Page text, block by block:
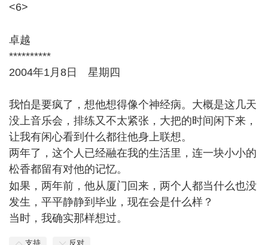
<6>
卓越
**********
2004年1月8日 星期四
我怕是要疯了，想他想得像个神经病。大概是这几天
没上音乐会，排练又不太紧张，大把的时间闲下来，
让我有闲心看到什么都往他身上联想。
两年了，这个人已经融在我的生活里，连一块小小的
松香都留有对他的记忆。
如果，两年前，他从厦门回来，两个人都当什么也没
发生，平平静静到毕业，现在会是什么样？
当时，我确实那样想过。
支持 反对